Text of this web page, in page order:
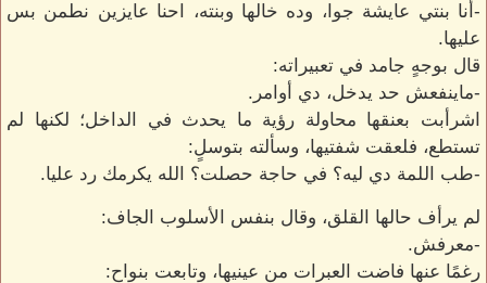
-أنا بنتي عايشة جوا، وده خالها وبنته، احنا عايزين نطمن بس
عليها.
قال بوجهٍ جامد في تعبيراته:
-ماينفعش حد يدخل، دي أوامر.
اشرأبت بعنقها محاولة رؤية ما يحدث في الداخل؛ لكنها لم
تستطع، فلعقت شفتيها، وسألته بتوسلٍ:
-طب اللمة دي ليه؟ في حاجة حصلت؟ الله يكرمك رد عليا.
لم يرأف حالها القلق، وقال بنفس الأسلوب الجاف:
-معرفش.
رغمًا عنها فاضت العبرات من عينيها، وتابعت بنواحٍ: